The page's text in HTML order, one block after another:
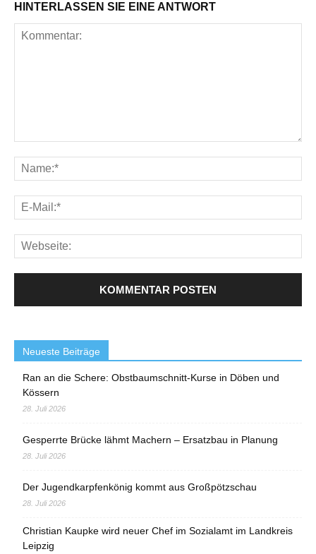
HINTERLASSEN SIE EINE ANTWORT
Neueste Beiträge
Ran an die Schere: Obstbaumschnitt-Kurse in Döben und
Kössern
28. Juli 2026
Gesperrte Brücke lähmt Machern – Ersatzbau in Planung
28. Juli 2026
Der Jugendkarpfenkönig kommt aus Großpötzschau
28. Juli 2026
Christian Kaupke wird neuer Chef im Sozialamt im Landkreis
Leipzig